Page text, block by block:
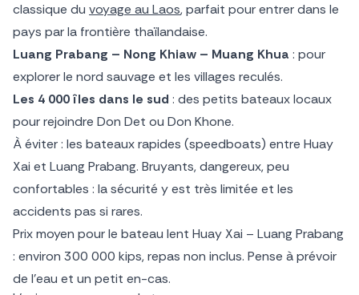
classique du voyage au Laos, parfait pour entrer dans le
pays par la frontière thaïlandaise.
Luang Prabang – Nong Khiaw – Muang Khua : pour
explorer le nord sauvage et les villages reculés.
Les 4 000 îles dans le sud : des petits bateaux locaux
pour rejoindre Don Det ou Don Khone.
À éviter : les bateaux rapides (speedboats) entre Huay
Xai et Luang Prabang. Bruyants, dangereux, peu
confortables : la sécurité y est très limitée et les
accidents pas si rares.
Prix moyen pour le bateau lent Huay Xai – Luang Prabang
: environ 300 000 kips, repas non inclus. Pense à prévoir
de l’eau et un petit en-cas.